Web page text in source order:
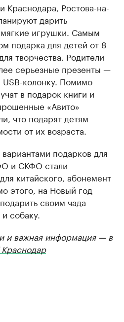
Краснодара, Ростова-на-
дарить
игрушки. Самым
подарка для детей от 8
творчества. Родители
серьезные презенты —
колонку. Помимо
в подарок книги и
«Авито»
что подарят детям
от их возраста.
подарков для
и СКФО стали
китайского, абонемент
этого, на Новый год
своим чада
собаку.
и важная информация — в